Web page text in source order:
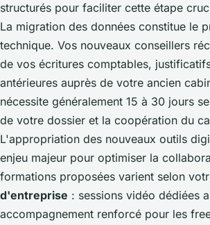
structurés pour faciliter cette étape
La migration des données constitue le
technique. Vos nouveaux conseillers
de vos écritures comptables,
antérieures auprès de votre ancien
nécessite généralement 15 à 30 jours
de votre dossier et la coopération du
L'appropriation des nouveaux outils
enjeu majeur pour optimiser la
formations proposées varient selon
d'entreprise : sessions vidéo dédiées
accompagnement renforcé pour les